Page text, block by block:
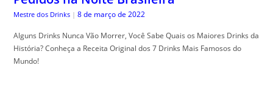
Mestre dos Drinks | 8 de março de 2022
Alguns Drinks Nunca Vão Morrer, Você Sabe Quais os Maiores Drinks da
História? Conheça a Receita Original dos 7 Drinks Mais Famosos do
Mundo!